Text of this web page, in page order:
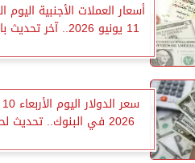
أسعار العملات الأجنبية
11 يونيو 2026.. آخر تحديث بالبنوك
2026 في البنوك.. تحديث لحظي